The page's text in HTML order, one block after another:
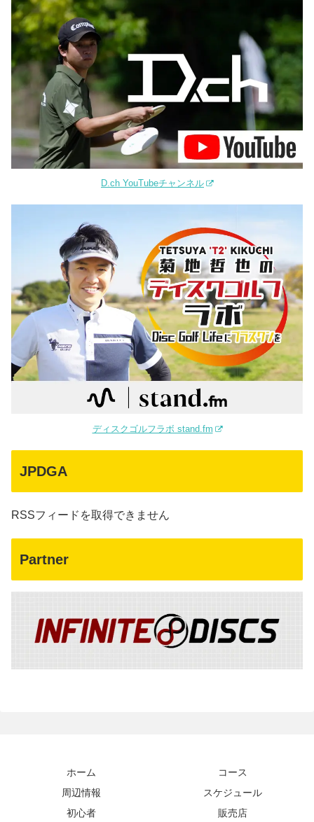
D.ch YouTubeチャンネル
ディスクゴルフラボ stand.fm
JPDGA
RSSフィードを取得できません
Partner
ホーム
コース
周辺情報
スケジュール
初心者
販売店